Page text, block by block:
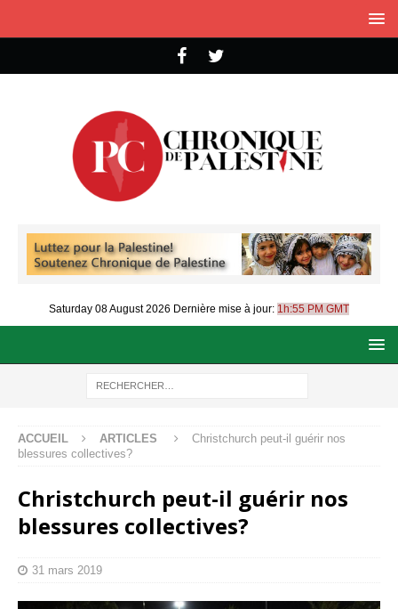
Saturday 08 August 2026 Dernière mise à jour: 1h:55 PM GMT
ACCUEIL ARTICLES
Christchurch peut-il guérir nos
blessures collectives?
Christchurch peut-il guérir nos
blessures collectives?
31 mars 2019